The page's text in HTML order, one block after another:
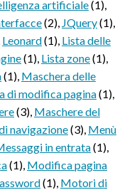
artificiale(1),
(2), JQuery(1),
Leonard(1), Lista delle
(1), Lista zone(1),
(1), Maschera delle
di modifica pagina(1),
(3), Maschere del
navigazione(3), Menù
in entrata(1),
(1), Modifica pagina
(1), Motori di